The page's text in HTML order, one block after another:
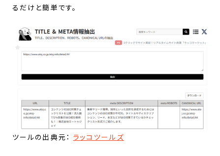
るだけと簡単です。
ツールの出典元： ラッコツールズ